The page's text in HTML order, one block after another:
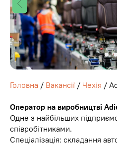
Головна / Вакансії/ Чехія /
Оператор на виробництві
Одне з найбільших
співробітниками.
Спеціалізація: складання